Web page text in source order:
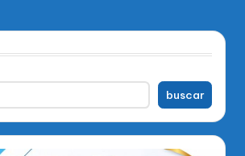
buscar